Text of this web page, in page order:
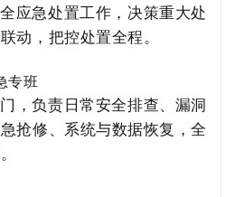
应急处置工作，决策重大处
动，把控处置全程。
专班
，负责日常安全排查、漏洞
抢修、系统与数据恢复，全